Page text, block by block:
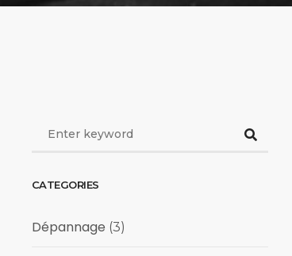
CATEGORIES
Dépannage (3)